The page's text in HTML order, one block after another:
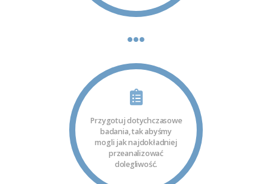
Przygotuj dotychczasowe
badania, tak abyśmy
mogli jak najdokładniej
przeanalizować
dolegliwość.